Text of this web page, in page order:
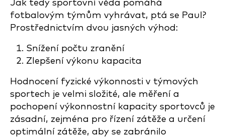
Jak tedy sportovní věda pomáhá
fotbalovým týmům vyhrávat, ptá se Paul?
Prostřednictvím dvou jasných výhod:
Snížení počtu zranění
Zlepšení výkonu kapacita
Hodnocení fyzické výkonnosti v týmových
sportech je velmi složité, ale měření a
pochopení výkonnostní kapacity sportovců je
zásadní, zejména pro řízení zátěže a určení
optimální zátěže, aby se zabránilo